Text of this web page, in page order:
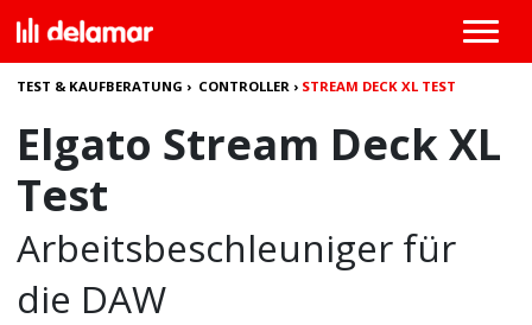
TEST & KAUFBERATUNG › CONTROLLER › STREAM DECK XL TEST
Elgato Stream Deck XL
Test
Arbeitsbeschleuniger für
die DAW